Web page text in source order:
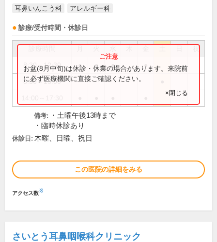
耳鼻いんこう科 アレルギー科
診療/受付時間・休診日
祝
8:30～12:30 ● ● ● ●
8:30～13:00
お盆(8月中旬)は休診・休業の場合があります。来院前
に必ず医療機関に直接ご確認ください。
×閉じる
備考:
・土曜午後13時まで
・臨時休診あり
休診日: 木曜、日曜、祝日
この医院の詳細をみる
アクセス数※
さいとう耳鼻咽喉科クリニック